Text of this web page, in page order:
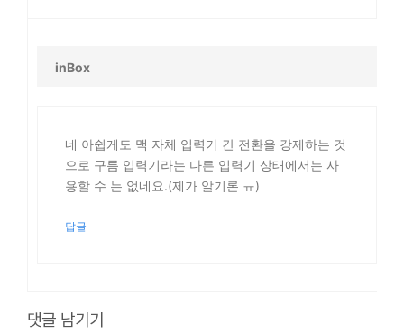
inBox
네 아쉽게도 맥 자체 입력기 간 전환을 강제하는 것
으로 구름 입력기라는 다른 입력기 상태에서는 사
용할 수 는 없네요.(제가 알기론 ㅠ)
답글
댓글 남기기